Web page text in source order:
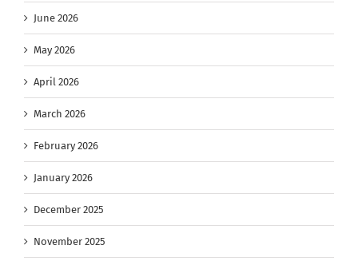
June 2026
May 2026
April 2026
March 2026
February 2026
January 2026
December 2025
November 2025